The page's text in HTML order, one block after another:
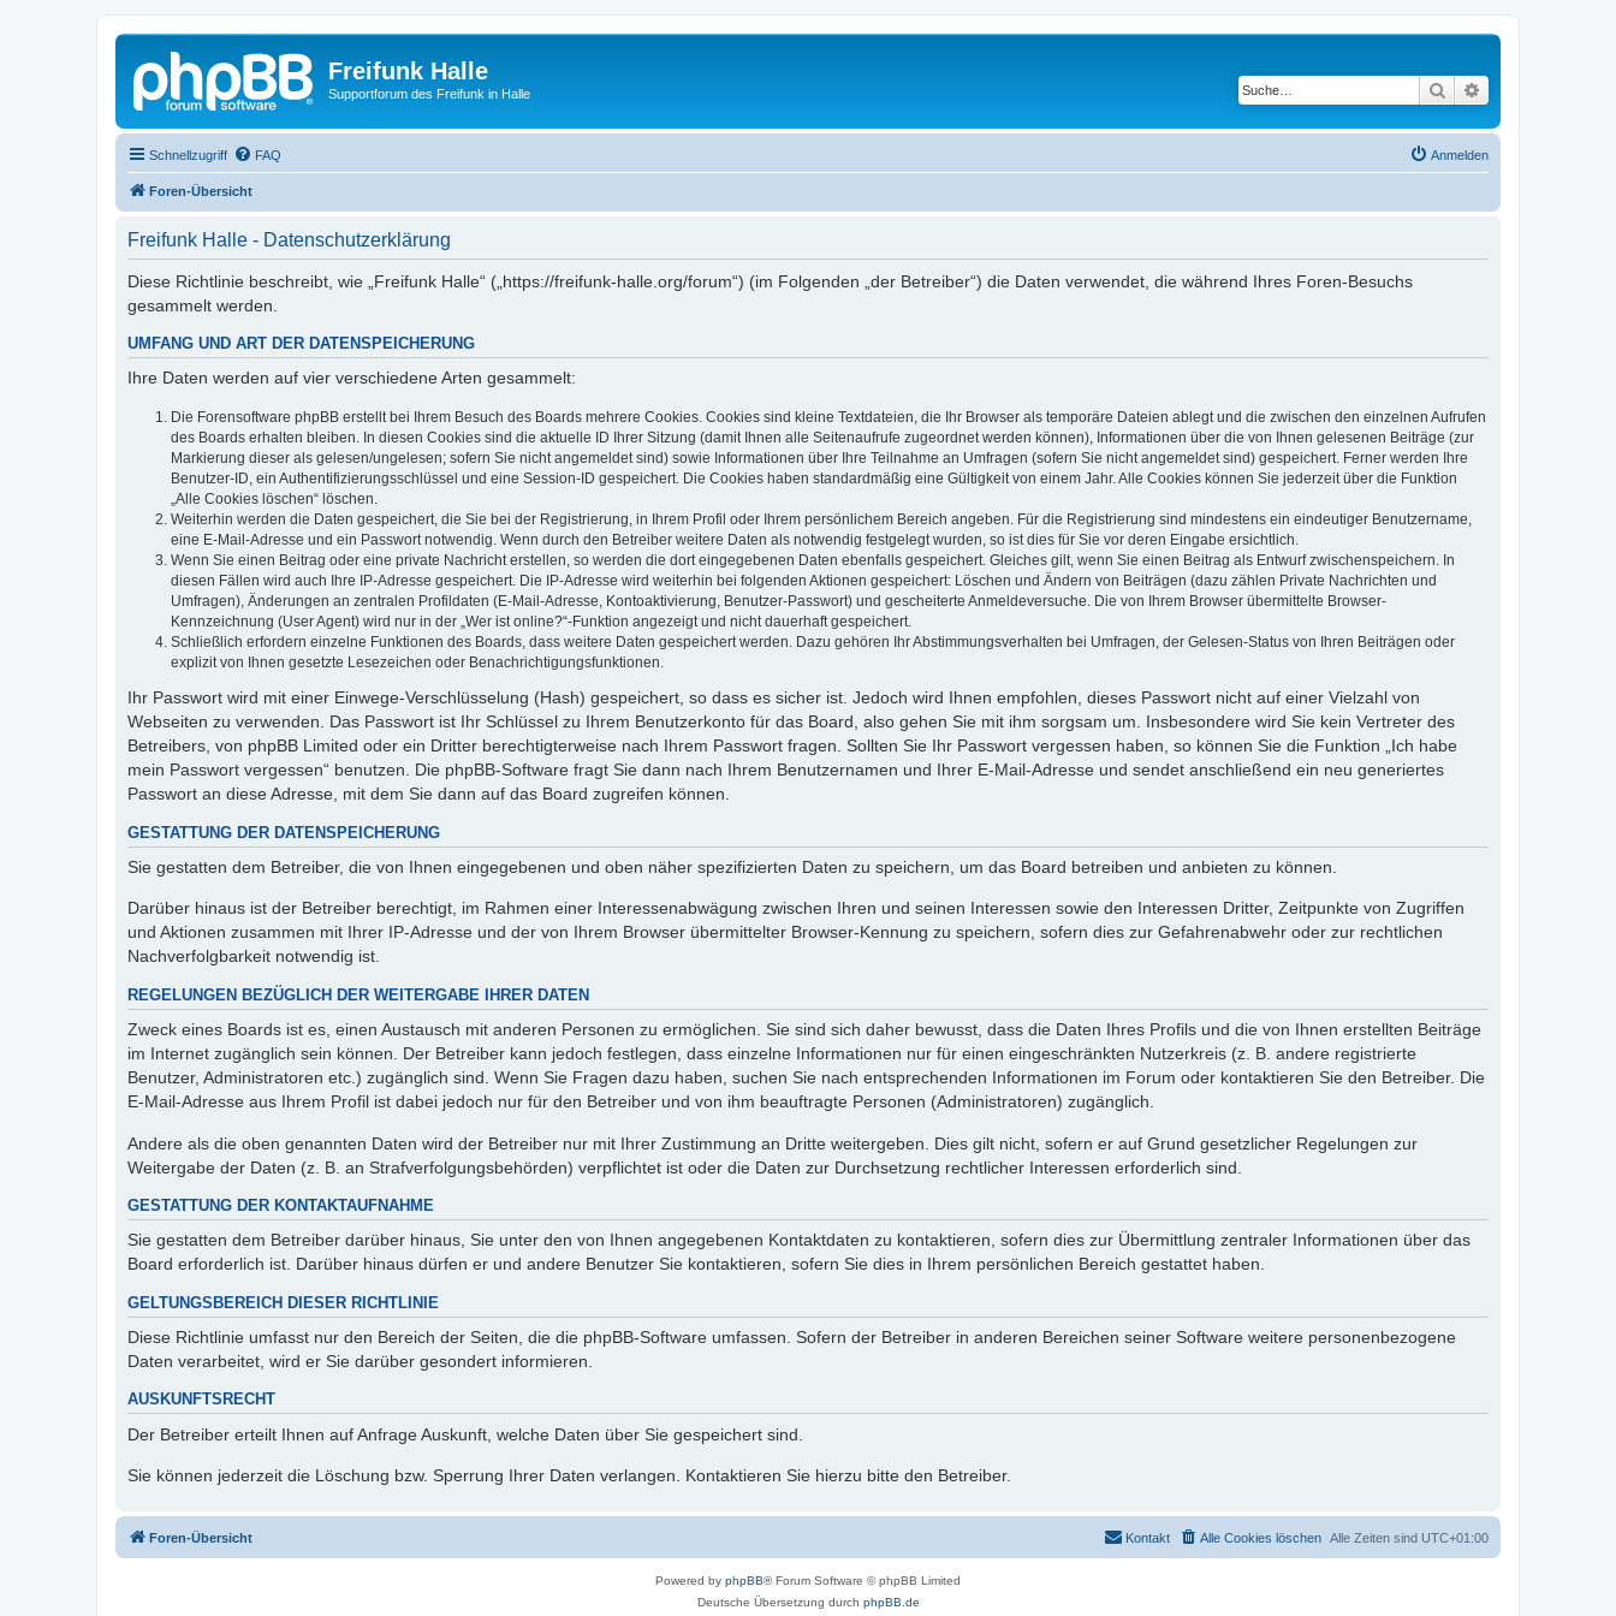
Freifunk Halle
Supportforum des Freifunk in Halle Suche
Schnellzugriff FAQ Anmelden
Foren-Übersicht
Freifunk Halle - Datenschutzerklärung
Diese Richtlinie beschreibt, wie „Freifunk Halle“ („https://freifunk-halle.org/forum“) (im Folgenden „der Betreiber“) die Daten verwendet, die während Ihres Foren-Besuchs
gesammelt werden.
UMFANG UND ART DER DATENSPEICHERUNG
Ihre Daten werden auf vier verschiedene Arten gesammelt:
Die Forensoftware phpBB erstellt bei Ihrem Besuch des Boards mehrere Cookies. Cookies sind kleine Textdateien, die Ihr Browser als temporäre Dateien ablegt und die zwischen den einzelnen Aufrufen
des Boards erhalten bleiben. In diesen Cookies sind die aktuelle ID Ihrer Sitzung (damit Ihnen alle Seitenaufrufe zugeordnet werden können), Informationen über die von Ihnen gelesenen Beiträge (zur
Markierung dieser als gelesen/ungelesen; sofern Sie nicht angemeldet sind) sowie Informationen über Ihre Teilnahme an Umfragen (sofern Sie nicht angemeldet sind) gespeichert. Ferner werden Ihre
Benutzer-ID, ein Authentifizierungsschlüssel und eine Session-ID gespeichert. Die Cookies haben standardmäßig eine Gültigkeit von einem Jahr. Alle Cookies können Sie jederzeit über die Funktion
„Alle Cookies löschen“ löschen.
Weiterhin werden die Daten gespeichert, die Sie bei der Registrierung, in Ihrem Profil oder Ihrem persönlichem Bereich angeben. Für die Registrierung sind mindestens ein eindeutiger Benutzername,
eine E-Mail-Adresse und ein Passwort notwendig. Wenn durch den Betreiber weitere Daten als notwendig festgelegt wurden, so ist dies für Sie vor deren Eingabe ersichtlich.
Wenn Sie einen Beitrag oder eine private Nachricht erstellen, so werden die dort eingegebenen Daten ebenfalls gespeichert. Gleiches gilt, wenn Sie einen Beitrag als Entwurf zwischenspeichern. In
diesen Fällen wird auch Ihre IP-Adresse gespeichert. Die IP-Adresse wird weiterhin bei folgenden Aktionen gespeichert: Löschen und Ändern von Beiträgen (dazu zählen Private Nachrichten und
Umfragen), Änderungen an zentralen Profildaten (E-Mail-Adresse, Kontoaktivierung, Benutzer-Passwort) und gescheiterte Anmeldeversuche. Die von Ihrem Browser übermittelte Browser-
Kennzeichnung (User Agent) wird nur in der „Wer ist online?“-Funktion angezeigt und nicht dauerhaft gespeichert.
Schließlich erfordern einzelne Funktionen des Boards, dass weitere Daten gespeichert werden. Dazu gehören Ihr Abstimmungsverhalten bei Umfragen, der Gelesen-Status von Ihren Beiträgen oder
explizit von Ihnen gesetzte Lesezeichen oder Benachrichtigungsfunktionen.
Ihr Passwort wird mit einer Einwege-Verschlüsselung (Hash) gespeichert, so dass es sicher ist. Jedoch wird Ihnen empfohlen, dieses Passwort nicht auf einer Vielzahl von
Webseiten zu verwenden. Das Passwort ist Ihr Schlüssel zu Ihrem Benutzerkonto für das Board, also gehen Sie mit ihm sorgsam um. Insbesondere wird Sie kein Vertreter des
Betreibers, von phpBB Limited oder ein Dritter berechtigterweise nach Ihrem Passwort fragen. Sollten Sie Ihr Passwort vergessen haben, so können Sie die Funktion „Ich habe
mein Passwort vergessen“ benutzen. Die phpBB-Software fragt Sie dann nach Ihrem Benutzernamen und Ihrer E-Mail-Adresse und sendet anschließend ein neu generiertes
Passwort an diese Adresse, mit dem Sie dann auf das Board zugreifen können.
GESTATTUNG DER DATENSPEICHERUNG
Sie gestatten dem Betreiber, die von Ihnen eingegebenen und oben näher spezifizierten Daten zu speichern, um das Board betreiben und anbieten zu können.
Darüber hinaus ist der Betreiber berechtigt, im Rahmen einer Interessenabwägung zwischen Ihren und seinen Interessen sowie den Interessen Dritter, Zeitpunkte von Zugriffen
und Aktionen zusammen mit Ihrer IP-Adresse und der von Ihrem Browser übermittelter Browser-Kennung zu speichern, sofern dies zur Gefahrenabwehr oder zur rechtlichen
Nachverfolgbarkeit notwendig ist.
REGELUNGEN BEZÜGLICH DER WEITERGABE IHRER DATEN
Zweck eines Boards ist es, einen Austausch mit anderen Personen zu ermöglichen. Sie sind sich daher bewusst, dass die Daten Ihres Profils und die von Ihnen erstellten Beiträge
im Internet zugänglich sein können. Der Betreiber kann jedoch festlegen, dass einzelne Informationen nur für einen eingeschränkten Nutzerkreis (z. B. andere registrierte
Benutzer, Administratoren etc.) zugänglich sind. Wenn Sie Fragen dazu haben, suchen Sie nach entsprechenden Informationen im Forum oder kontaktieren Sie den Betreiber. Die
E-Mail-Adresse aus Ihrem Profil ist dabei jedoch nur für den Betreiber und von ihm beauftragte Personen (Administratoren) zugänglich.
Andere als die oben genannten Daten wird der Betreiber nur mit Ihrer Zustimmung an Dritte weitergeben. Dies gilt nicht, sofern er auf Grund gesetzlicher Regelungen zur
Weitergabe der Daten (z. B. an Strafverfolgungsbehörden) verpflichtet ist oder die Daten zur Durchsetzung rechtlicher Interessen erforderlich sind.
GESTATTUNG DER KONTAKTAUFNAHME
Sie gestatten dem Betreiber darüber hinaus, Sie unter den von Ihnen angegebenen Kontaktdaten zu kontaktieren, sofern dies zur Übermittlung zentraler Informationen über das
Board erforderlich ist. Darüber hinaus dürfen er und andere Benutzer Sie kontaktieren, sofern Sie dies in Ihrem persönlichen Bereich gestattet haben.
GELTUNGSBEREICH DIESER RICHTLINIE
Diese Richtlinie umfasst nur den Bereich der Seiten, die die phpBB-Software umfassen. Sofern der Betreiber in anderen Bereichen seiner Software weitere personenbezogene
Daten verarbeitet, wird er Sie darüber gesondert informieren.
AUSKUNFTSRECHT
Der Betreiber erteilt Ihnen auf Anfrage Auskunft, welche Daten über Sie gespeichert sind.
Sie können jederzeit die Löschung bzw. Sperrung Ihrer Daten verlangen. Kontaktieren Sie hierzu bitte den Betreiber.
Foren-Übersicht Alle Zeiten sind UTC+01:00
Alle Cookies löschen
Kontakt
Powered by phpBB® Forum Software © phpBB Limited
Deutsche Übersetzung durch phpBB.de